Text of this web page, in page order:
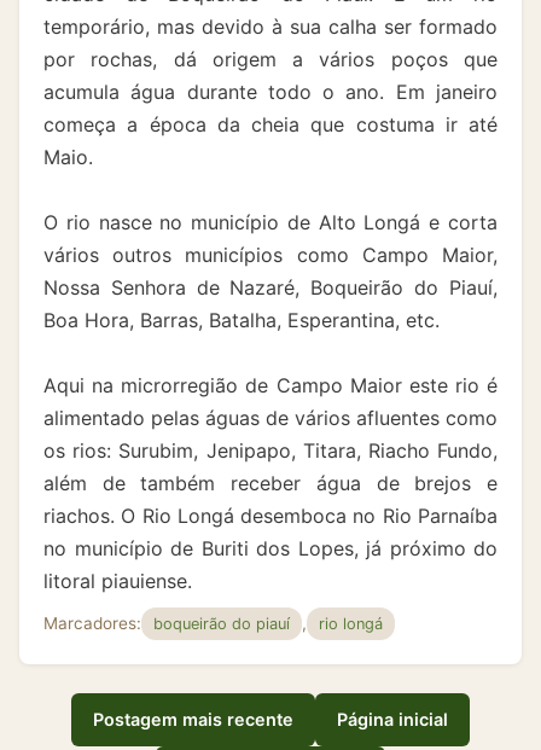
temporário, mas devido à sua calha ser formado
por rochas, dá origem a vários poços que
acumula água durante todo o ano. Em janeiro
começa a época da cheia que costuma ir até
Maio.
O rio nasce no município de Alto Longá e corta
vários outros municípios como Campo Maior,
Nossa Senhora de Nazaré, Boqueirão do Piauí,
Boa Hora, Barras, Batalha, Esperantina, etc.
Aqui na microrregião de Campo Maior este rio é
alimentado pelas águas de vários afluentes como
os rios: Surubim, Jenipapo, Titara, Riacho Fundo,
além de também receber água de brejos e
riachos. O Rio Longá desemboca no Rio Parnaíba
no município de Buriti dos Lopes, já próximo do
litoral piauiense.
Marcadores: boqueirão do piauí , rio longá
Postagem mais recente Página inicial